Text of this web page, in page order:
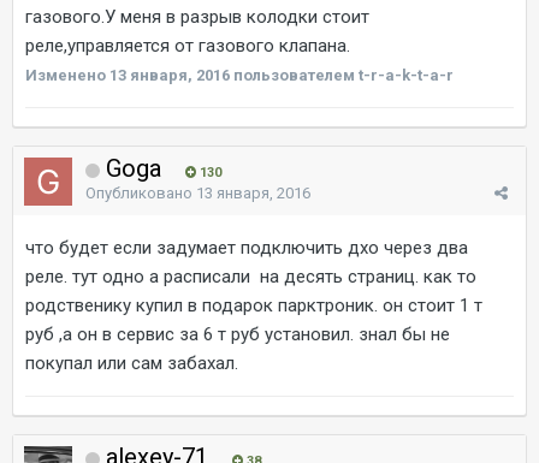
газового.У меня в разрыв колодки стоит
реле,управляется от газового клапана.
Изменено 13 января, 2016 пользователем t-r-a-k-t-a-r
Goga 130
Опубликовано 13 января, 2016
что будет если задумает подключить дхо через два
реле. тут одно а расписали на десять страниц. как то
родственику купил в подарок парктроник. он стоит 1 т
руб ,а он в сервис за 6 т руб установил. знал бы не
покупал или сам забахал.
alexey-71